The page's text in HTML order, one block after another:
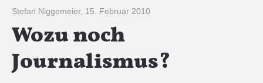
Stefan Niggemeier, 15. Februar 2010
Wozu noch
Journalismus?